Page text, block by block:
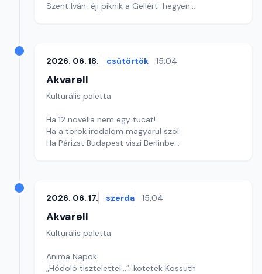
Szent Iván-éji piknik a Gellért-hegyen
2026. 06. 18. csütörtök 15:04
Akvarell
Kulturális paletta
Ha 12 novella nem egy tucat!
Ha a török irodalom magyarul szól
Ha Párizst Budapest viszi Berlinbe
2026. 06. 17. szerda 15:04
Akvarell
Kulturális paletta
Anima Napok
„Hódoló tisztelettel...”: kötetek Kossuth